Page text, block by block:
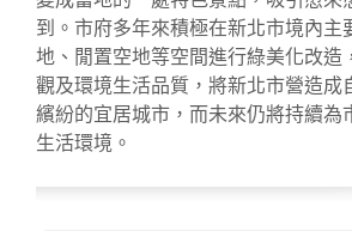
到。市府多年來積極在新北市境內主
地、閒置空地等空間進行綠美化改造
觀及環境生活品質，將新北市營造成
繽紛的宜居城市，而未來仍將持續為
生活環境。